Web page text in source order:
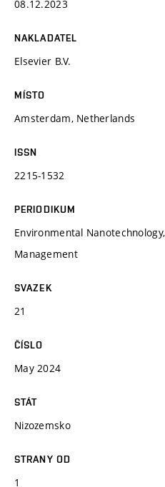
08.12.2023
NAKLADATEL
Elsevier B.V.
MÍSTO
Amsterdam, Netherlands
ISSN
2215-1532
PERIODIKUM
Environmental
Management
SVAZEK
21
ČÍSLO
May 2024
STÁT
Nizozemsko
STRANY OD
1